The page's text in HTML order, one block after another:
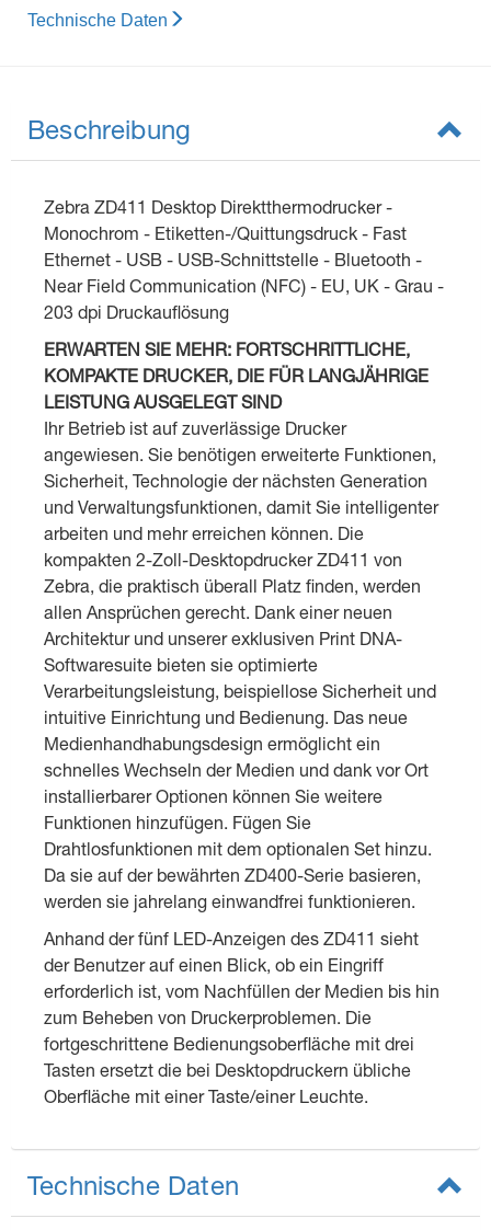
Technische Daten
Beschreibung
Zebra ZD411 Desktop Direktthermodrucker -
Monochrom - Etiketten-/Quittungsdruck - Fast
Ethernet - USB - USB-Schnittstelle - Bluetooth -
Near Field Communication (NFC) - EU, UK - Grau -
203 dpi Druckauflösung
ERWARTEN SIE MEHR: FORTSCHRITTLICHE,
KOMPAKTE DRUCKER, DIE FÜR LANGJÄHRIGE
LEISTUNG AUSGELEGT SIND
Ihr Betrieb ist auf zuverlässige Drucker
angewiesen. Sie benötigen erweiterte Funktionen,
Sicherheit, Technologie der nächsten Generation
und Verwaltungsfunktionen, damit Sie intelligenter
arbeiten und mehr erreichen können. Die
kompakten 2-Zoll-Desktopdrucker ZD411 von
Zebra, die praktisch überall Platz finden, werden
allen Ansprüchen gerecht. Dank einer neuen
Architektur und unserer exklusiven Print DNA-
Softwaresuite bieten sie optimierte
Verarbeitungsleistung, beispiellose Sicherheit und
intuitive Einrichtung und Bedienung. Das neue
Medienhandhabungsdesign ermöglicht ein
schnelles Wechseln der Medien und dank vor Ort
installierbarer Optionen können Sie weitere
Funktionen hinzufügen. Fügen Sie
Drahtlosfunktionen mit dem optionalen Set hinzu.
Da sie auf der bewährten ZD400-Serie basieren,
werden sie jahrelang einwandfrei funktionieren.
Anhand der fünf LED-Anzeigen des ZD411 sieht
der Benutzer auf einen Blick, ob ein Eingriff
erforderlich ist, vom Nachfüllen der Medien bis hin
zum Beheben von Druckerproblemen. Die
fortgeschrittene Bedienungsoberfläche mit drei
Tasten ersetzt die bei Desktopdruckern übliche
Oberfläche mit einer Taste/einer Leuchte.
Technische Daten